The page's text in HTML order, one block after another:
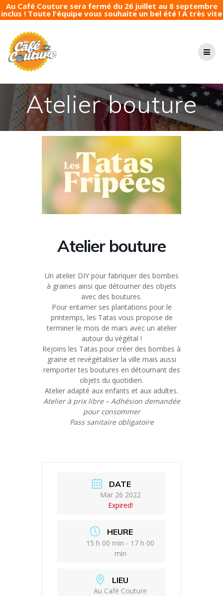
Au Café Couture sera fermé du 26 juillet au 8 septembre
inclus ! Toute l'équipe vous souhaite un bel été ! A très vite
Atelier bouture
Atelier bouture
Un atelier DIY pour fabriquer des bombes
à graines ainsi que détourner des objets
avec des boutures.
Pour entamer ses plantations pour le
printemps, les Tatas vous propose de
terminer le mois de mars avec un atelier
autour du végétal !
Rejoins les Tatas pour créer des bombes à
graine et revégétaliser la ville mais aussi
remporter tes boutures en détournant des
objets du quotidien.
Atelier adapté aux enfants et aux adultes.
Atelier à prix libre – Adhésion demandée
pour consommer
Pass sanitaire obligatoire
DATE
Mar 26 2022
Expired!
HEURE
15 h 00 min - 17 h 00
min
LIEU
Au Café Couture